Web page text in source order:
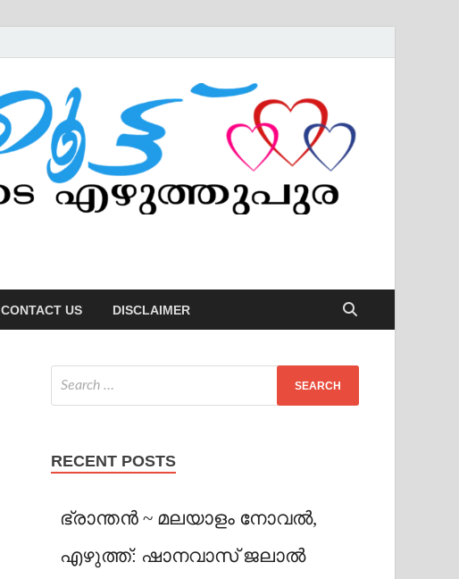
CONTACT US DISCLAIMER
RECENT POSTS
ഭ്രാന്തൻ ~ മലയാളം നോവൽ,
എഴുത്ത്: ഷാനവാസ് ജലാൽ